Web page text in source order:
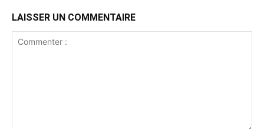
LAISSER UN COMMENTAIRE